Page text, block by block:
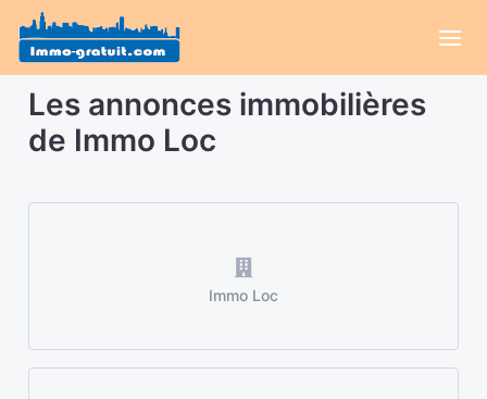
Les annonces immobilières
de Immo Loc
Immo Loc